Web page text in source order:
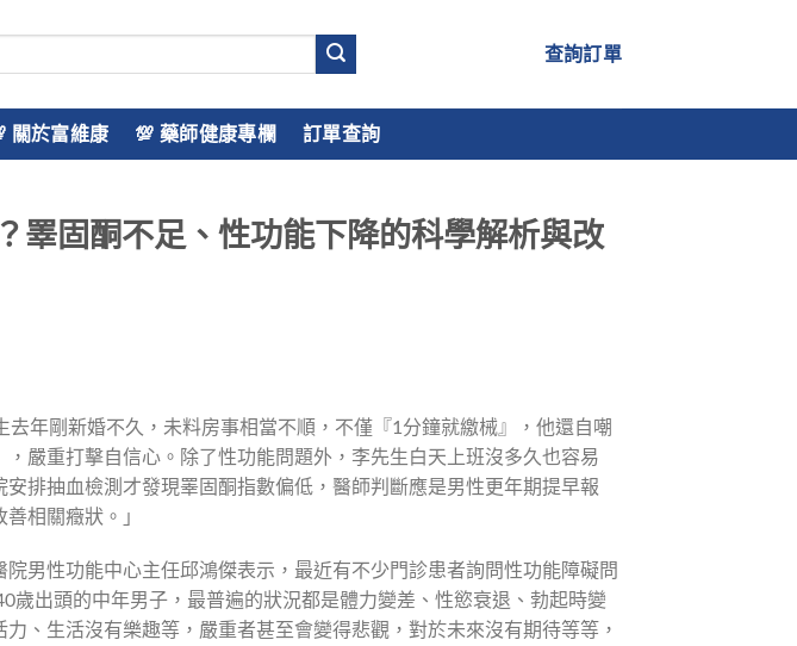
查詢訂單
關於富維康 💯 藥師健康專欄 訂單查詢
睪固酮不足、性功能下降的科學解析與改
去年剛新婚不久，未料房事相當不順，不僅『1分鐘就繳械』，他還自嘲
，嚴重打擊自信心。除了性功能問題外，李先生白天上班沒多久也容易
安排抽血檢測才發現睪固酮指數偏低，醫師判斷應是男性更年期提早報
相關癥狀。」
男性功能中心主任邱鴻傑表示，最近有不少門診患者詢問性功能障礙問
歲出頭的中年男子，最普遍的狀況都是體力變差、性慾衰退、勃起時變
、生活沒有樂趣等，嚴重者甚至會變得悲觀，對於未來沒有期待等等，